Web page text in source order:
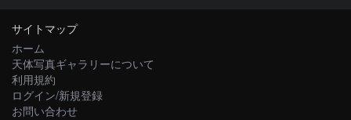
サイトマップ
ホーム
天体写真ギャラリーについて
利用規約
ログイン/新規登録
お問い合わせ